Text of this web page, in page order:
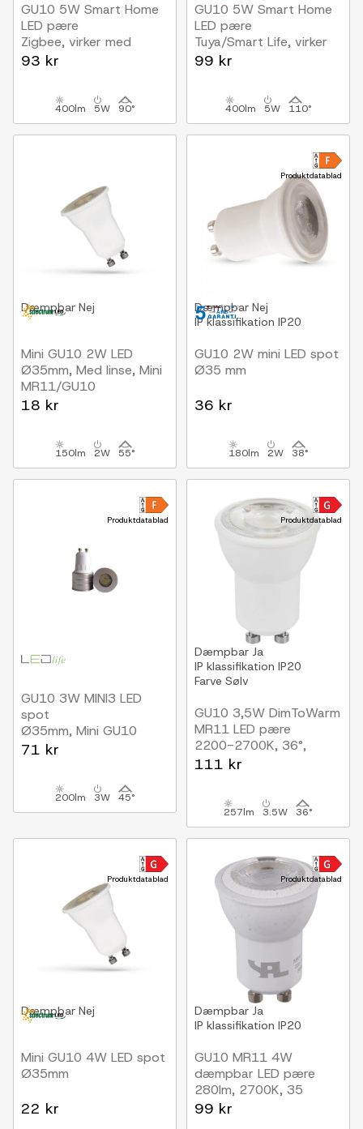
GU10 5W Smart Home
LED pære
Zigbee, virker med
Google Home, Alexa og
93 kr
400lm 5W 90°
GU10 5W Smart Home
LED pære
Tuya/Smart Life, virker
med Google Home,
99 kr
400lm 5W 110°
Dæmpbar Nej
Mini GU10 2W LED
Ø35mm, Med linse, Mini
MR11/GU10
18 kr
150lm 2W 55°
Produktdatablad
Dæmpbar Nej
IP klassifikation IP20
GU10 2W mini LED spot
Ø35 mm
36 kr
180lm 2W 38°
Produktdatablad
GU10 3W MINI3 LED
spot
Ø35mm, Mini GU10
71 kr
200lm 3W 45°
Produktdatablad
Dæmpbar Ja
IP klassifikation IP20
Farve Sølv
GU10 3,5W DimToWarm
MR11 LED pære
2200-2700K, 36°,
dæmpbar
111 kr
257lm 3.5W 36°
Produktdatablad
Dæmpbar Nej
Mini GU10 4W LED spot
Ø35mm
22 kr
Produktdatablad
Dæmpbar Ja
IP klassifikation IP20
GU10 MR11 4W
dæmpbar LED pære
280lm, 2700K, 35
grader
99 kr